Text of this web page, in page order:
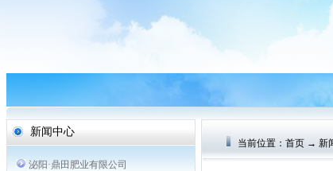
新闻中心
泌阳·鼎田肥业有限公司
当前位置：首页 → 新